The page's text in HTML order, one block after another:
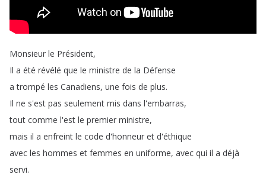
Monsieur le Président,
Il a été révélé que le ministre de la Défense
a trompé les Canadiens, une fois de plus.
Il ne s'est pas seulement mis dans l'embarras,
tout comme l'est le premier ministre,
mais il a enfreint le code d'honneur et d'éthique
avec les hommes et femmes en uniforme, avec qui il a déjà
servi.